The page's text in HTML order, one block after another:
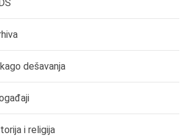
dešavanja
i religija